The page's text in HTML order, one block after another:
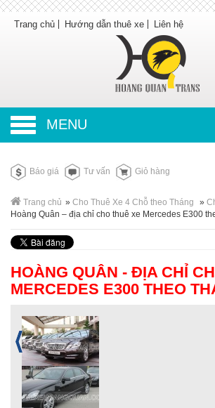
Trang chủ Hướng dẫn thuê xe Liên hệ
MENU
Báo giá Tư vấn Giỏ hàng
Trang chủ » Cho Thuê Xe 4 Chỗ theo Tháng »
Hoàng Quân – địa chỉ cho thuê xe Mercedes E300
HOÀNG QUÂN - ĐỊA CHỈ
MERCEDES E300 THEO